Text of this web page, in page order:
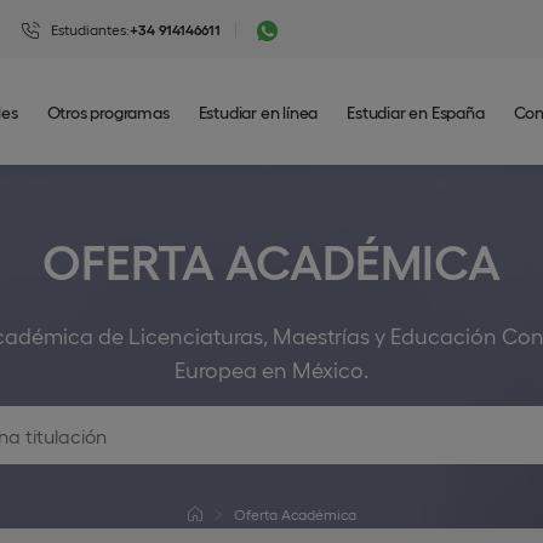
Estudiantes:+34 914146611
Otros programas Estudiar en línea Estudiar en España
OFERTA ACADÉMICA
de Licenciaturas, Maestrías y Educación
Europea en México.
Oferta Académica